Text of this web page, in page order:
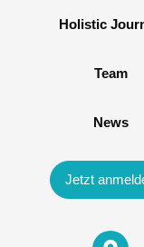
Holistic
Team
News
Jetzt